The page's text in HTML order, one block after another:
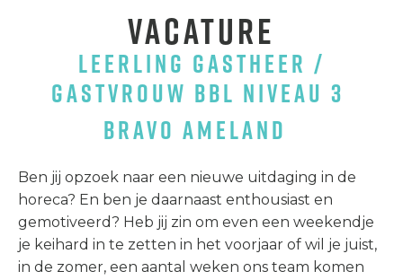
VACATURE
LEERLING GASTHEER /
GASTVROUW BBL NIVEAU 3
BRAVO AMELAND
Ben jij opzoek naar een nieuwe uitdaging in de
horeca? En ben je daarnaast enthousiast en
gemotiveerd? Heb jij zin om even een weekendje
je keihard in te zetten in het voorjaar of wil je juist,
in de zomer, een aantal weken ons team komen